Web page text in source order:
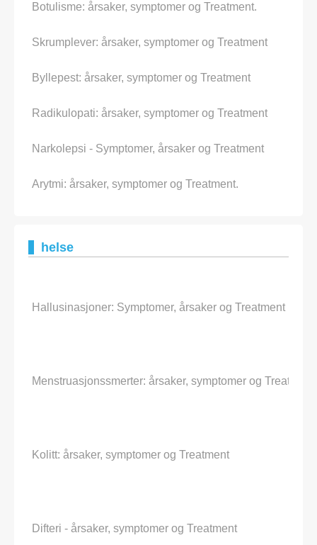
Botulisme: årsaker, symptomer og Treatment.
Skrumplever: årsaker, symptomer og Treatment
Byllepest: årsaker, symptomer og Treatment
Radikulopati: årsaker, symptomer og Treatment
Narkolepsi - Symptomer, årsaker og Treatment
Arytmi: årsaker, symptomer og Treatment.
helse
Hallusinasjoner: Symptomer, årsaker og Treatment
Menstruasjonssmerter: årsaker, symptomer og Treatment
Kolitt: årsaker, symptomer og Treatment
Difteri - årsaker, symptomer og Treatment